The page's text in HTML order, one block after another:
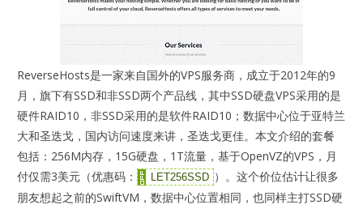
​ReverseHosts是一家来自国外的VPS服务商，成立于2012年的9
月，旗下有SSD和非SSD两个产品线，其中SSD硬盘VPS采用的是
硬件RAID10，非SSD采用的是软件RAID10；数据中心位于亚特兰
大和圣迭戈，国内访问速度来讲，圣迭戈更佳。本文介绍的套餐
包括：256M内存，15G硬盘，1T流量，基于OpenVZ的VPS，月
付仅需3美元（优惠码：
LET256SSD ）。这个价位估计让很多
朋友想起之前的SwiftVM，数据中心位置相同，也同样主打SSD硬